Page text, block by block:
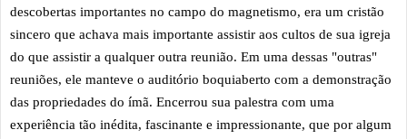
descobertas importantes no campo do magnetismo, era um cristão
sincero que achava mais importante assistir aos cultos de sua igreja
do que assistir a qualquer outra reunião. Em uma dessas "outras"
reuniões, ele manteve o auditório boquiaberto com a demonstração
das propriedades do ímã. Encerrou sua palestra com uma
experiência tão inédita, fascinante e impressionante, que por algum